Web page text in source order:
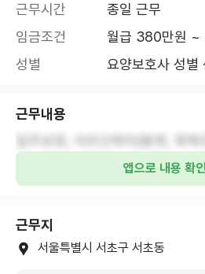
근무시간
종일 근무
임금조건
월급 380만원 ~
성별
요양보호사 성별
근무내용
앱으로 내용 확
근무지
서울특별시 서초구 서초동